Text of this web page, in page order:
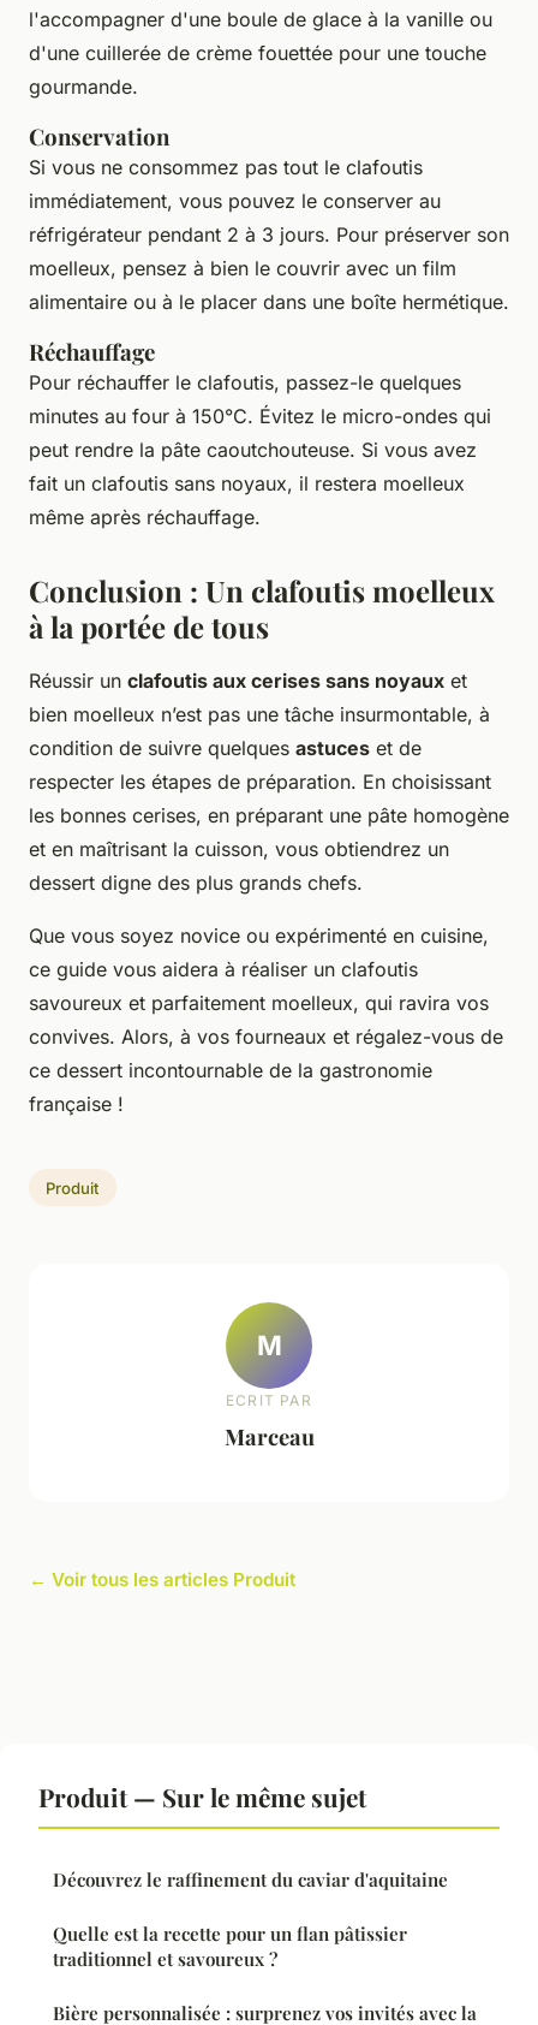
l'accompagner d'une boule de glace à la vanille ou
d'une cuillerée de crème fouettée pour une touche
gourmande.
Conservation
Si vous ne consommez pas tout le clafoutis
immédiatement, vous pouvez le conserver au
réfrigérateur pendant 2 à 3 jours. Pour préserver son
moelleux, pensez à bien le couvrir avec un film
alimentaire ou à le placer dans une boîte hermétique.
Réchauffage
Pour réchauffer le clafoutis, passez-le quelques
minutes au four à 150°C. Évitez le micro-ondes qui
peut rendre la pâte caoutchouteuse. Si vous avez
fait un clafoutis sans noyaux, il restera moelleux
même après réchauffage.
Conclusion : Un clafoutis moelleux
à la portée de tous
Réussir un clafoutis aux cerises sans noyaux et
bien moelleux n’est pas une tâche insurmontable, à
condition de suivre quelques astuces et de
respecter les étapes de préparation. En choisissant
les bonnes cerises, en préparant une pâte homogène
et en maîtrisant la cuisson, vous obtiendrez un
dessert digne des plus grands chefs.
Que vous soyez novice ou expérimenté en cuisine,
ce guide vous aidera à réaliser un clafoutis
savoureux et parfaitement moelleux, qui ravira vos
convives. Alors, à vos fourneaux et régalez-vous de
ce dessert incontournable de la gastronomie
française !
Produit
M
ECRIT PAR
Marceau
← Voir tous les articles Produit
Produit — Sur le même sujet
Découvrez le raffinement du caviar d'aquitaine
Quelle est la recette pour un flan pâtissier
traditionnel et savoureux ?
Bière personnalisée : surprenez vos invités avec la